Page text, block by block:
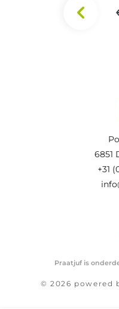
6851
+31
Praatjuf is
© 2026 powered